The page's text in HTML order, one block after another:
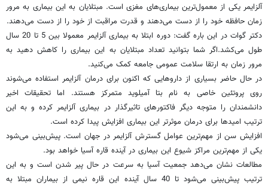
آلزایمر یکی از معمول‌ترین بیماری‌های مغزی است. مبتلایان به این بیماری به مرور
زمان حافظه خود را از دست می‌دهند و قدرت مراقبت از خود را از دست می‌دهند.
دکتر گوات در این باره گفت: دوره ابتلا به بیماری آلزایمر معمولا بین 5 تا 20 سال
طول می‌کشد.اگر شما بتوانید تعداد مبتلایان به این بیماری را کاهش دهید به
مرور زمان به ارتقا سلامت عمومی جامعه کمک می‌کنید.
در حال حاضر بسیاری از داروهایی که اکنون برای درمان آلزایمر استفاده می‌شوند
روی پروتئین خاصی به نام بتا آمیلوید متمرکز هستند. اما تحقیقات اخیر
دانشمندان را متوجه دیگر فاکتورهای تاثیرگذار در بیماری آلزایمر کرده و به این
ترتیب امیدها برای درمان موثرتر این بیماری افزایش پیدا کرده است.
افزایش سن از مهم‌ترین عوامل گسترش آلزایمر در جهان است. پیش‌بینی می‌شود
یکی از مهم‌ترین مراکز شیوع این بیماری در آینده قاره آسیا خواهد بود.
مطالعات نشان می‌دهد جمعیت آسیا به سرعت در حال پیر شدن است و به این
ترتیب پیش‌بینی می‌شود تا 40 سال آینده این قاره نیمی از بیماران مبتلا به